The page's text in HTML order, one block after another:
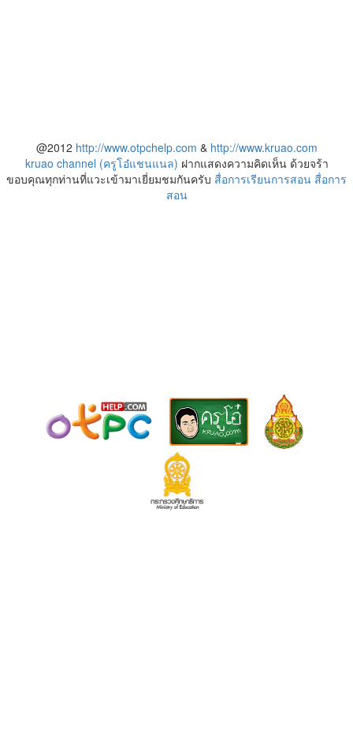
@2012 http://www.otpchelp.com & http://www.kruao.com
kruao channel (ครูโอ๋แชนแนล) ฝากแสดงความคิดเห็น ด้วยจร้า
ขอบคุณทุกท่านที่แวะเข้ามาเยี่ยมชมกันครับ สื่อการเรียนการสอน สื่อการ
สอน